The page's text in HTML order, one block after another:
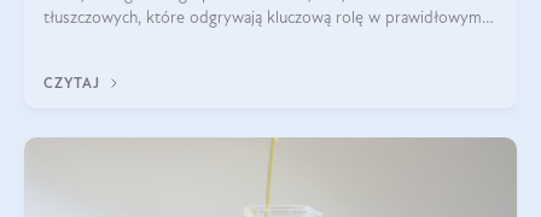
tłuszczowych, które odgrywają kluczową rolę w prawidłowym
CZYTAJ